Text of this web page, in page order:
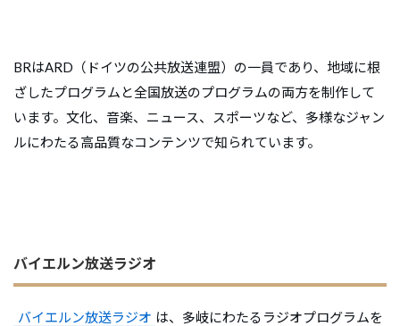
BRはARD（ドイツの公共放送連盟）の一員であり、地域に根
ざしたプログラムと全国放送のプログラムの両方を制作して
います。文化、音楽、ニュース、スポーツなど、多様なジャン
ルにわたる高品質なコンテンツで知られています。
バイエルン放送ラジオ
バイエルン放送ラジオ は、多岐にわたるラジオプログラムを